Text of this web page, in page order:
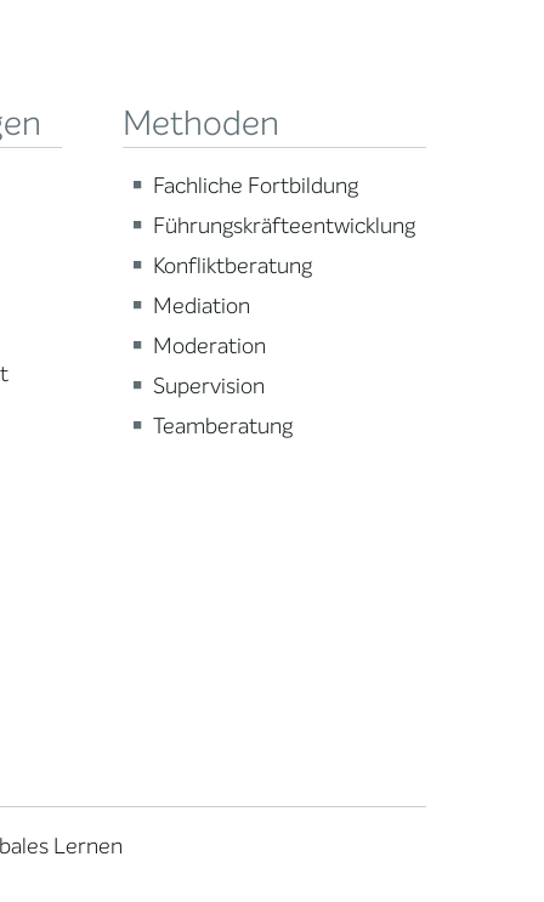
Methoden
Fachliche Fortbildung
Führungskräfteentwicklung
Konfliktberatung
Mediation
Moderation
Supervision
Teamberatung
Lernen